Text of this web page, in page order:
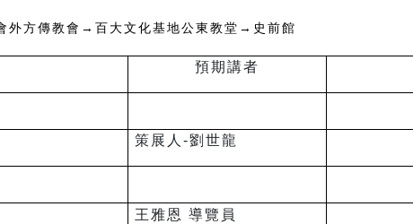
方傳教會→百大文化基地公東教堂→史前館
預期講者
策展人-劉世龍
王雅恩 導覽員